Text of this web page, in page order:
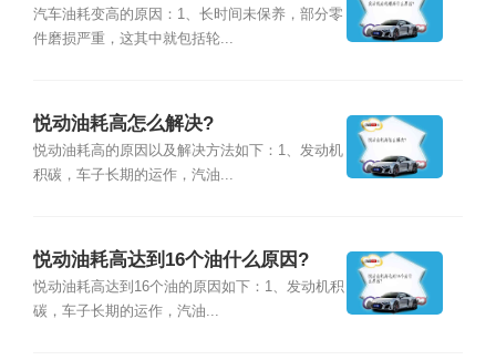
汽车油耗变高的原因：1、长时间未保养，部分零
件磨损严重，这其中就包括轮...
悦动油耗高怎么解决?
悦动油耗高的原因以及解决方法如下：1、发动机
积碳，车子长期的运作，汽油...
悦动油耗高达到16个油什么原因?
悦动油耗高达到16个油的原因如下：1、发动机积
碳，车子长期的运作，汽油...